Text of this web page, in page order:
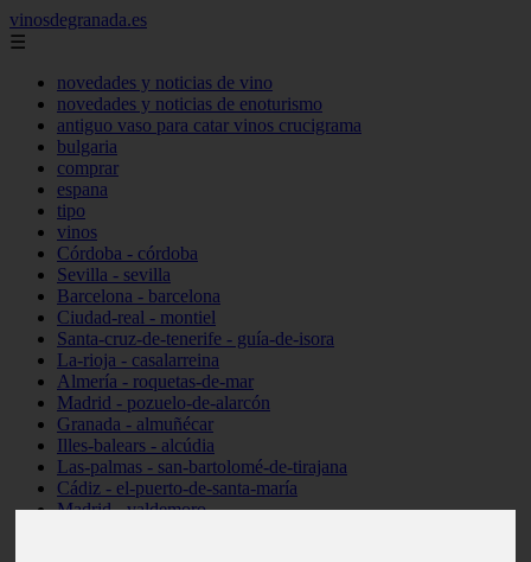
vinosdegranada.es
☰
novedades y noticias de vino
novedades y noticias de enoturismo
antiguo vaso para catar vinos crucigrama
bulgaria
comprar
espana
tipo
vinos
Córdoba - córdoba
Sevilla - sevilla
Barcelona - barcelona
Ciudad-real - montiel
Santa-cruz-de-tenerife - guía-de-isora
La-rioja - casalarreina
Almería - roquetas-de-mar
Madrid - pozuelo-de-alarcón
Granada - almuñécar
Illes-balears - alcúdia
Las-palmas - san-bartolomé-de-tirajana
Cádiz - el-puerto-de-santa-maría
Madrid - valdemoro